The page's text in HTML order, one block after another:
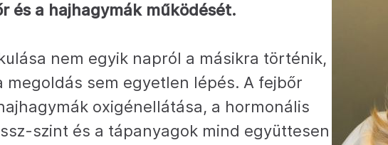
és a hajhagymák működését.
nem egyik napról a másikra történik,
megoldás sem egyetlen lépés. A fejbőr
oxigénellátása, a hormonális
szint és a tápanyagok mind együttesen